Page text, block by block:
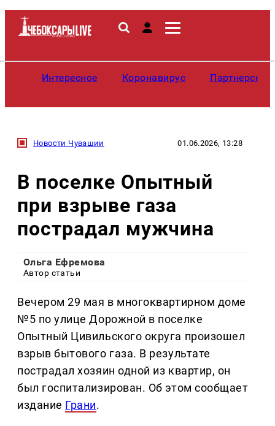
Интересное Коронавирус
Новости Чувашии 01.06.2026, 13:28
В поселке Опытный
при взрыве газа
пострадал мужчина
Ольга Ефремова
Автор статьи
Вечером 29 мая в многоквартирном доме
№5 по улице Дорожной в поселке
Опытный Цивильского округа произошел
взрыв бытового газа. В результате
пострадал хозяин одной из квартир, он
был госпитализирован. Об этом сообщает
издание Грани.